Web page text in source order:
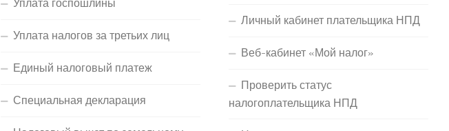
Уплата налогов за третьих лиц
Единый налоговый платеж
Специальная декларация
Личный кабинет плательщика НПД
Веб-кабинет «Мой налог»
Проверить статус
налогоплательщика НПД